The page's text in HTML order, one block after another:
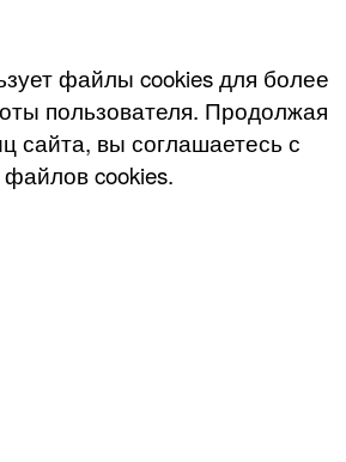
файлы cookies для более
пользователя. Продолжая
сайта, вы соглашаетесь с
cookies.